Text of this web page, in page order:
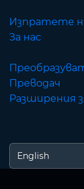
Изпратете
За нас
Преводач
Разширения
English